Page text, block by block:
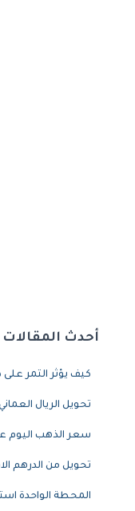
أحدث المقالات
كيف يؤثر التمر
تحويل الريال
سعر الذهب اليوم
تحويل من الدرهم
المحطة الواحدة